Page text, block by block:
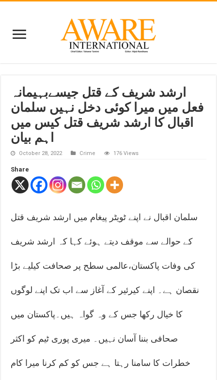
ارشد شریف کے قتل جیسےبہیمانہ
فعل میں میرا کوئی دخل نہیں سلمان
اقبال کا ارشد شریف قتل کیس میں
اہم بیان
October 28, 2022 Crime 176 Views
Share
سلمان اقبال نے اپنے ٹویٹر پیغام میں ارشد شریف قتل
کے حوالے سے موقف دیتے ہوئے کہا کہ ارشد شریف
کی وفات پاکستان،عالمی سطح پر صحافت کیلیے بڑا
نقصان ہے۔ اپنے کیرئیر کے آغاز سے اب تک اپنے لوگوں
کا خیال رکھا جس کے وہ گواہ ہیں۔پاکستان میں
صحافی بننا آسان نہیں۔ میری پوری ٹیم کو اکثر
خطرات کا سامنا رہتا ہے جس کو کم کرنا میرا کام